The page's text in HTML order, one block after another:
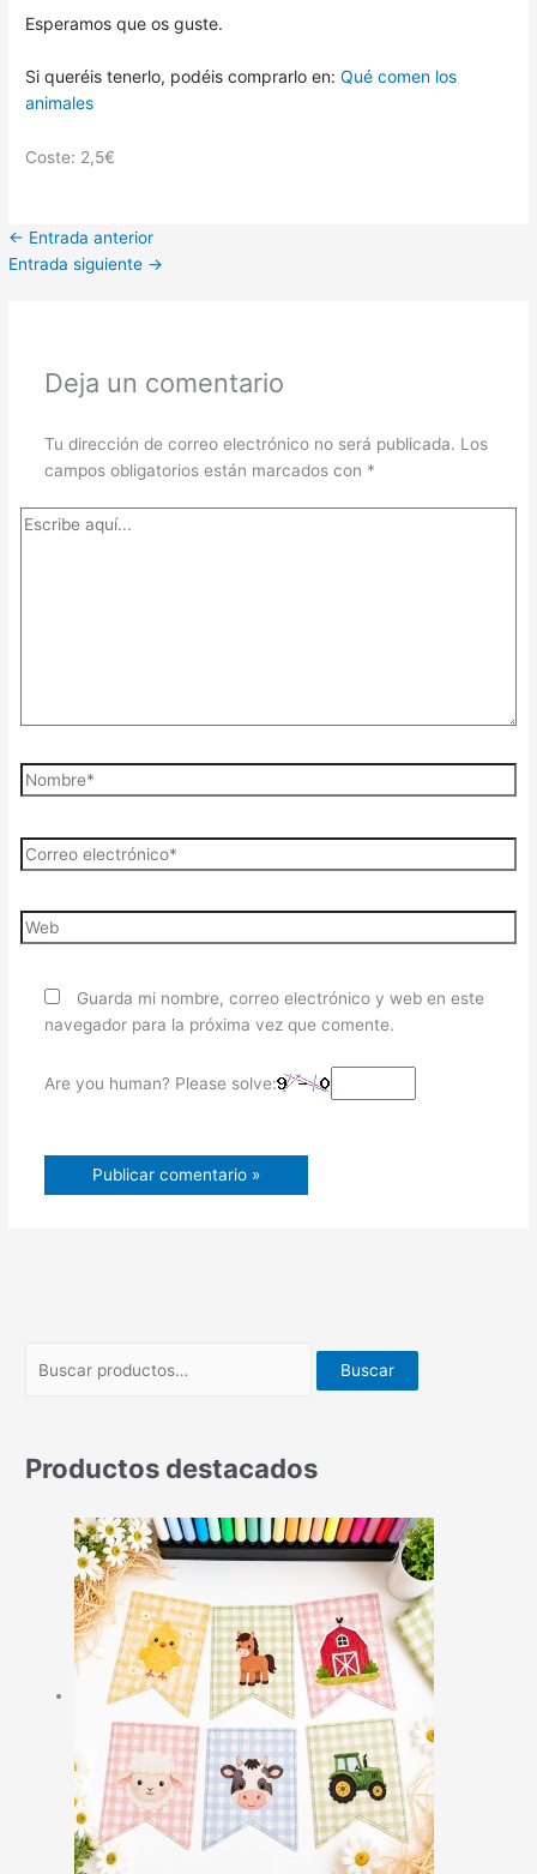
Esperamos que os guste.
Si queréis tenerlo, podéis comprarlo en:Qué comen los
animales
Coste: 2,5€
← Entrada anterior
Entrada siguiente →
Deja un comentario
Tu dirección de correo electrónico no será publicada. Los
campos obligatorios están marcados con *
Guarda mi nombre, correo electrónico y web en este
navegador para la próxima vez que comente.
Are you human? Please solve:
Buscar
Productos destacados